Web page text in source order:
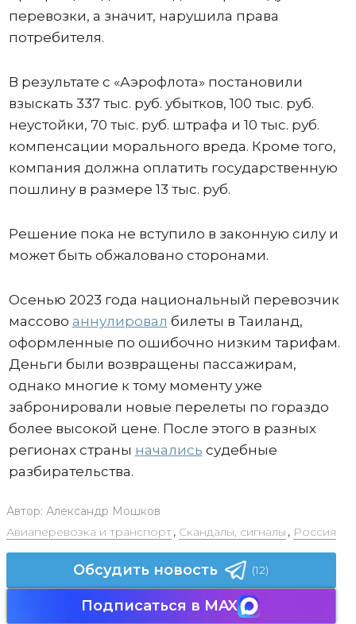
перевозки, а значит, нарушила права
потребителя.
В результате с «Аэрофлота» постановили
взыскать 337 тыс. руб. убытков, 100 тыс. руб.
неустойки, 70 тыс. руб. штрафа и 10 тыс. руб.
компенсации морального вреда. Кроме того,
компания должна оплатить государственную
пошлину в размере 13 тыс. руб.
Решение пока не вступило в законную силу и
может быть обжаловано сторонами.
Осенью 2023 года национальный перевозчик
массово аннулировал билеты в Таиланд,
оформленные по ошибочно низким тарифам.
Деньги были возвращены пассажирам,
однако многие к тому моменту уже
забронировали новые перелеты по гораздо
более высокой цене. После этого в разных
регионах страны начались судебные
разбирательства.
Автор: Александр Мошков
Авиаперевозка и транспорт, Скандалы, сигналы , Россия
Обсудить новость (12)
Подписаться в MAX